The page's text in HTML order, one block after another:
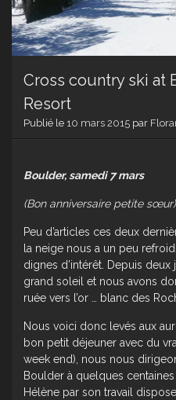
Cross country ski at
Resort
Publié le 10 mars 2015 par
Boulder, samedi 7 mars
(Bon anniversaire petite sœur)
Peu d’articles ces deux
la neige nous a un peu
dignes d’intérêt. Depuis deux
grand soleil et nous avons
ruée vers l’or … blanc des
Nous voici donc levés aux
bon petit déjeuner avec du
week end), nous nous
Boulder à quelques
Hélène par son travail